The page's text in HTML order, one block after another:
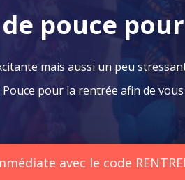
pouce
mais aussi un peu
Pouce pour la rentrée afin de
avec le code